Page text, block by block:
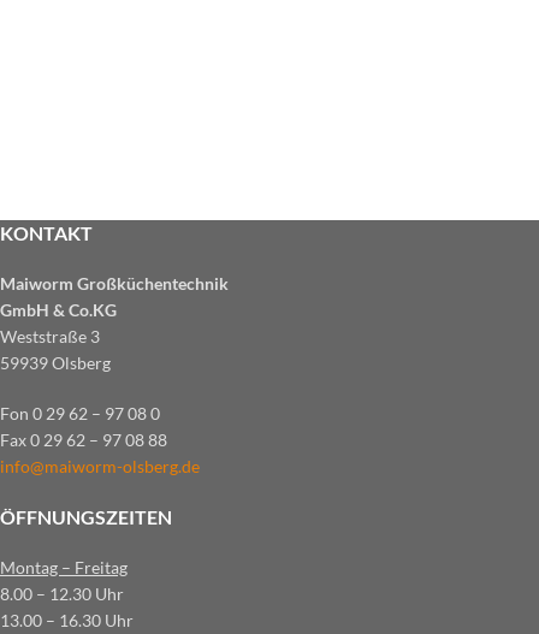
KONTAKT
Maiworm Großküchentechnik
GmbH & Co.KG
Weststraße 3
59939 Olsberg
Fon 0 29 62 – 97 08 0
Fax 0 29 62 – 97 08 88
info@maiworm-olsberg.de
ÖFFNUNGSZEITEN
Montag – Freitag
8.00 – 12.30 Uhr
13.00 – 16.30 Uhr